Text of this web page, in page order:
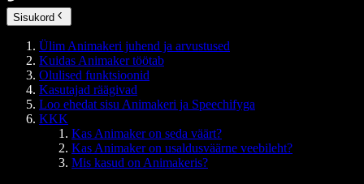
Sisukord
Ülim Animakeri juhend ja arvustused
Kuidas Animaker töötab
Olulised funktsioonid
Kasutajad räägivad
Loo ehedat sisu Animakeri ja Speechifyga
KKK
Kas Animaker on seda väärt?
Kas Animaker on usaldusväärne veebileht?
Mis kasud on Animakeris?